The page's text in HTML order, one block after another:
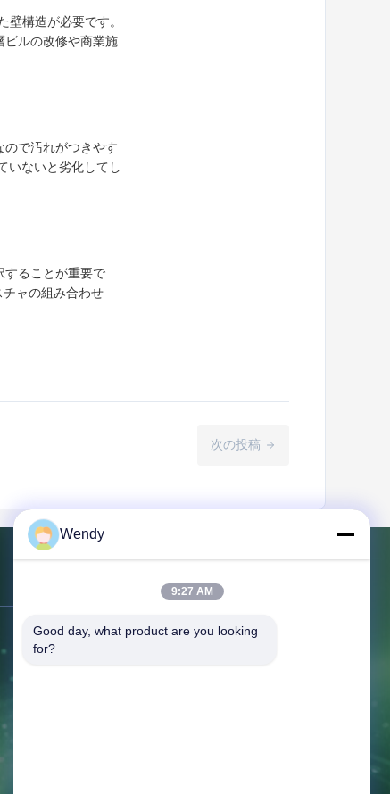
構造が必要です。
ビルの改修や商業施
で汚れがつきやす
いないと劣化してし
することが重要で
ャの組み合わせ
次の投稿
連絡 ください
アドレス: NO.151の床10の単位2の建
Wendy
9:27 AM
Good day, what product are you looking
for?